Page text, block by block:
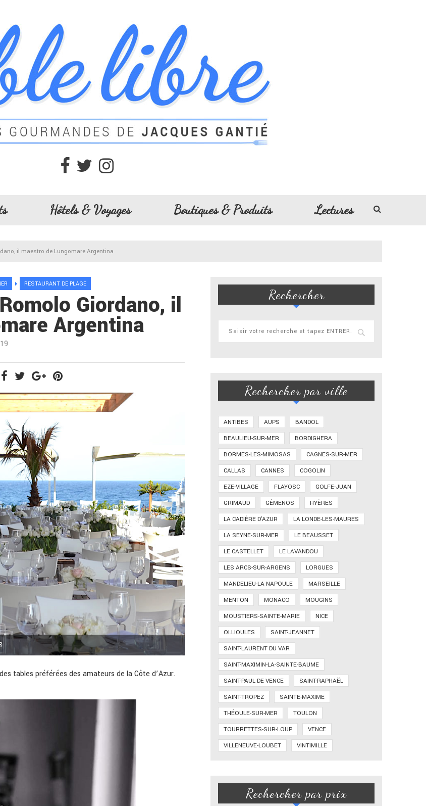
Hôtels & Voyages Boutiques & Produits Lectures
il maestro de Lungomare Argentina
RESTAURANT DE PLAGE
Giordano, il
Argentina
tables préférées des amateurs de la Côte d’Azur.
Rechercher
Rechercher par ville
ANTIBES AUPS
BANDOL
BEAULIEU-SUR-MER
BORDIGHERA
BORMES-LES-MIMOSAS
CAGNES-SUR-MER
CALLAS
CANNES
COGOLIN
EZE-VILLAGE
FLAYOSC
GOLFE-JUAN
GRIMAUD
GÉMENOS
HYÈRES
LA CADIÈRE D'AZUR
LA LONDE-LES-MAURES
LA SEYNE-SUR-MER
LE BEAUSSET
LE CASTELLET
LE LAVANDOU
LES ARCS-SUR-ARGENS
LORGUES
MANDELIEU-LA NAPOULE
MARSEILLE
MENTON
MONACO
MOUGINS
MOUSTIERS-SAINTE-MARIE
NICE
OLLIOULES
SAINT-JEANNET
SAINT-LAURENT DU VAR
SAINT-MAXIMIN-LA-SAINTE-BAUME
SAINT-PAUL DE VENCE
SAINT-RAPHAËL
SAINT-TROPEZ
SAINTE-MAXIME
THÉOULE-SUR-MER
TOULON
TOURRETTES-SUR-LOUP
VENCE
VILLENEUVE-LOUBET
VINTIMILLE
Rechercher par prix